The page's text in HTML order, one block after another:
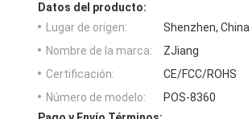
Datos del producto:
Lugar de origen:
Shenzhen, China
Nombre de la marca:
ZJiang
Certificación:
CE/FCC/ROHS
Número de modelo:
POS-8360